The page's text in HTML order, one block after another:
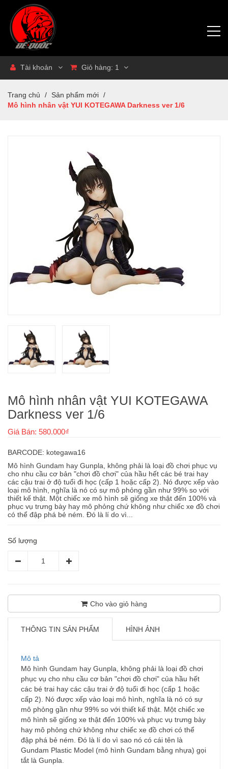
Tài khoản Giỏ hàng: 1
Trang chủ / Sản phẩm mới /
Mô hình nhân vật YUI KOTEGAWA Darkness ver 1/6
Mô hình nhân vật YUI KOTEGAWA
Darkness ver 1/6
Giá Bán: 580.000₫
BARCODE: kotegawa16
Mô hình Gundam hay Gunpla, không phải là loại đồ chơi phục vụ
cho nhu cầu cơ bản "chơi đồ chơi" của hầu hết các bé trai hay
các cậu trai ở độ tuổi đi học (cấp 1 hoặc cấp 2). Nó được xếp vào
loại mô hình, nghĩa là nó có sự mô phỏng gần như 99% so với
thiết kế thật. Một chiếc xe mô hình sẽ giống xe thật đến 100% và
phục vụ trưng bày hay mô phỏng chứ không như chiếc xe đồ chơi
có thể đập phá bẻ ném. Đó là lí do vì...
Số lượng
Cho vào giỏ hàng
THÔNG TIN SẢN PHẨM HÌNH ẢNH
Mô tả
Mô hình Gundam hay Gunpla, không phải là loại đồ chơi
phục vụ cho nhu cầu cơ bản "chơi đồ chơi" của hầu hết
các bé trai hay các cậu trai ở độ tuổi đi học (cấp 1 hoặc
cấp 2). Nó được xếp vào loại mô hình, nghĩa là nó có sự
mô phỏng gần như 99% so với thiết kế thật. Một chiếc xe
mô hình sẽ giống xe thật đến 100% và phục vụ trưng bày
hay mô phỏng chứ không như chiếc xe đồ chơi có thể
đập phá bẻ ném. Đó là lí do vì sao nó có cái tên là
Gundam Plastic Model (mô hình Gundam bằng nhựa) gọi
tắt là Gunpla.